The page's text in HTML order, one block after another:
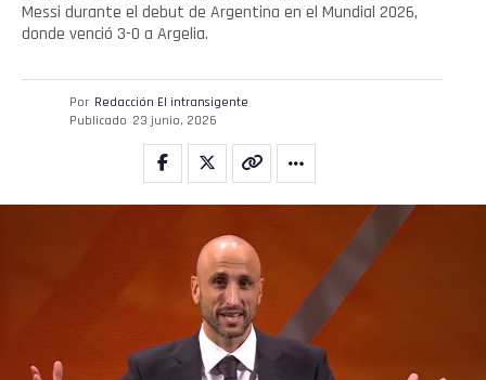
Messi durante el debut de Argentina en el Mundial 2026,
donde venció 3-0 a Argelia.
Por Redacción El intransigente
Publicado 23 junio, 2026